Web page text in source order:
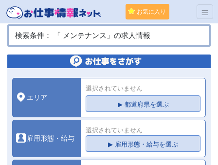
お気に入り
検索条件： 「 メンテナンス」の求人情報
エリア
選択されていません
▶ 都道府県を選ぶ
雇用形態・給与
選択されていません
▶ 雇用形態・給与を選ぶ